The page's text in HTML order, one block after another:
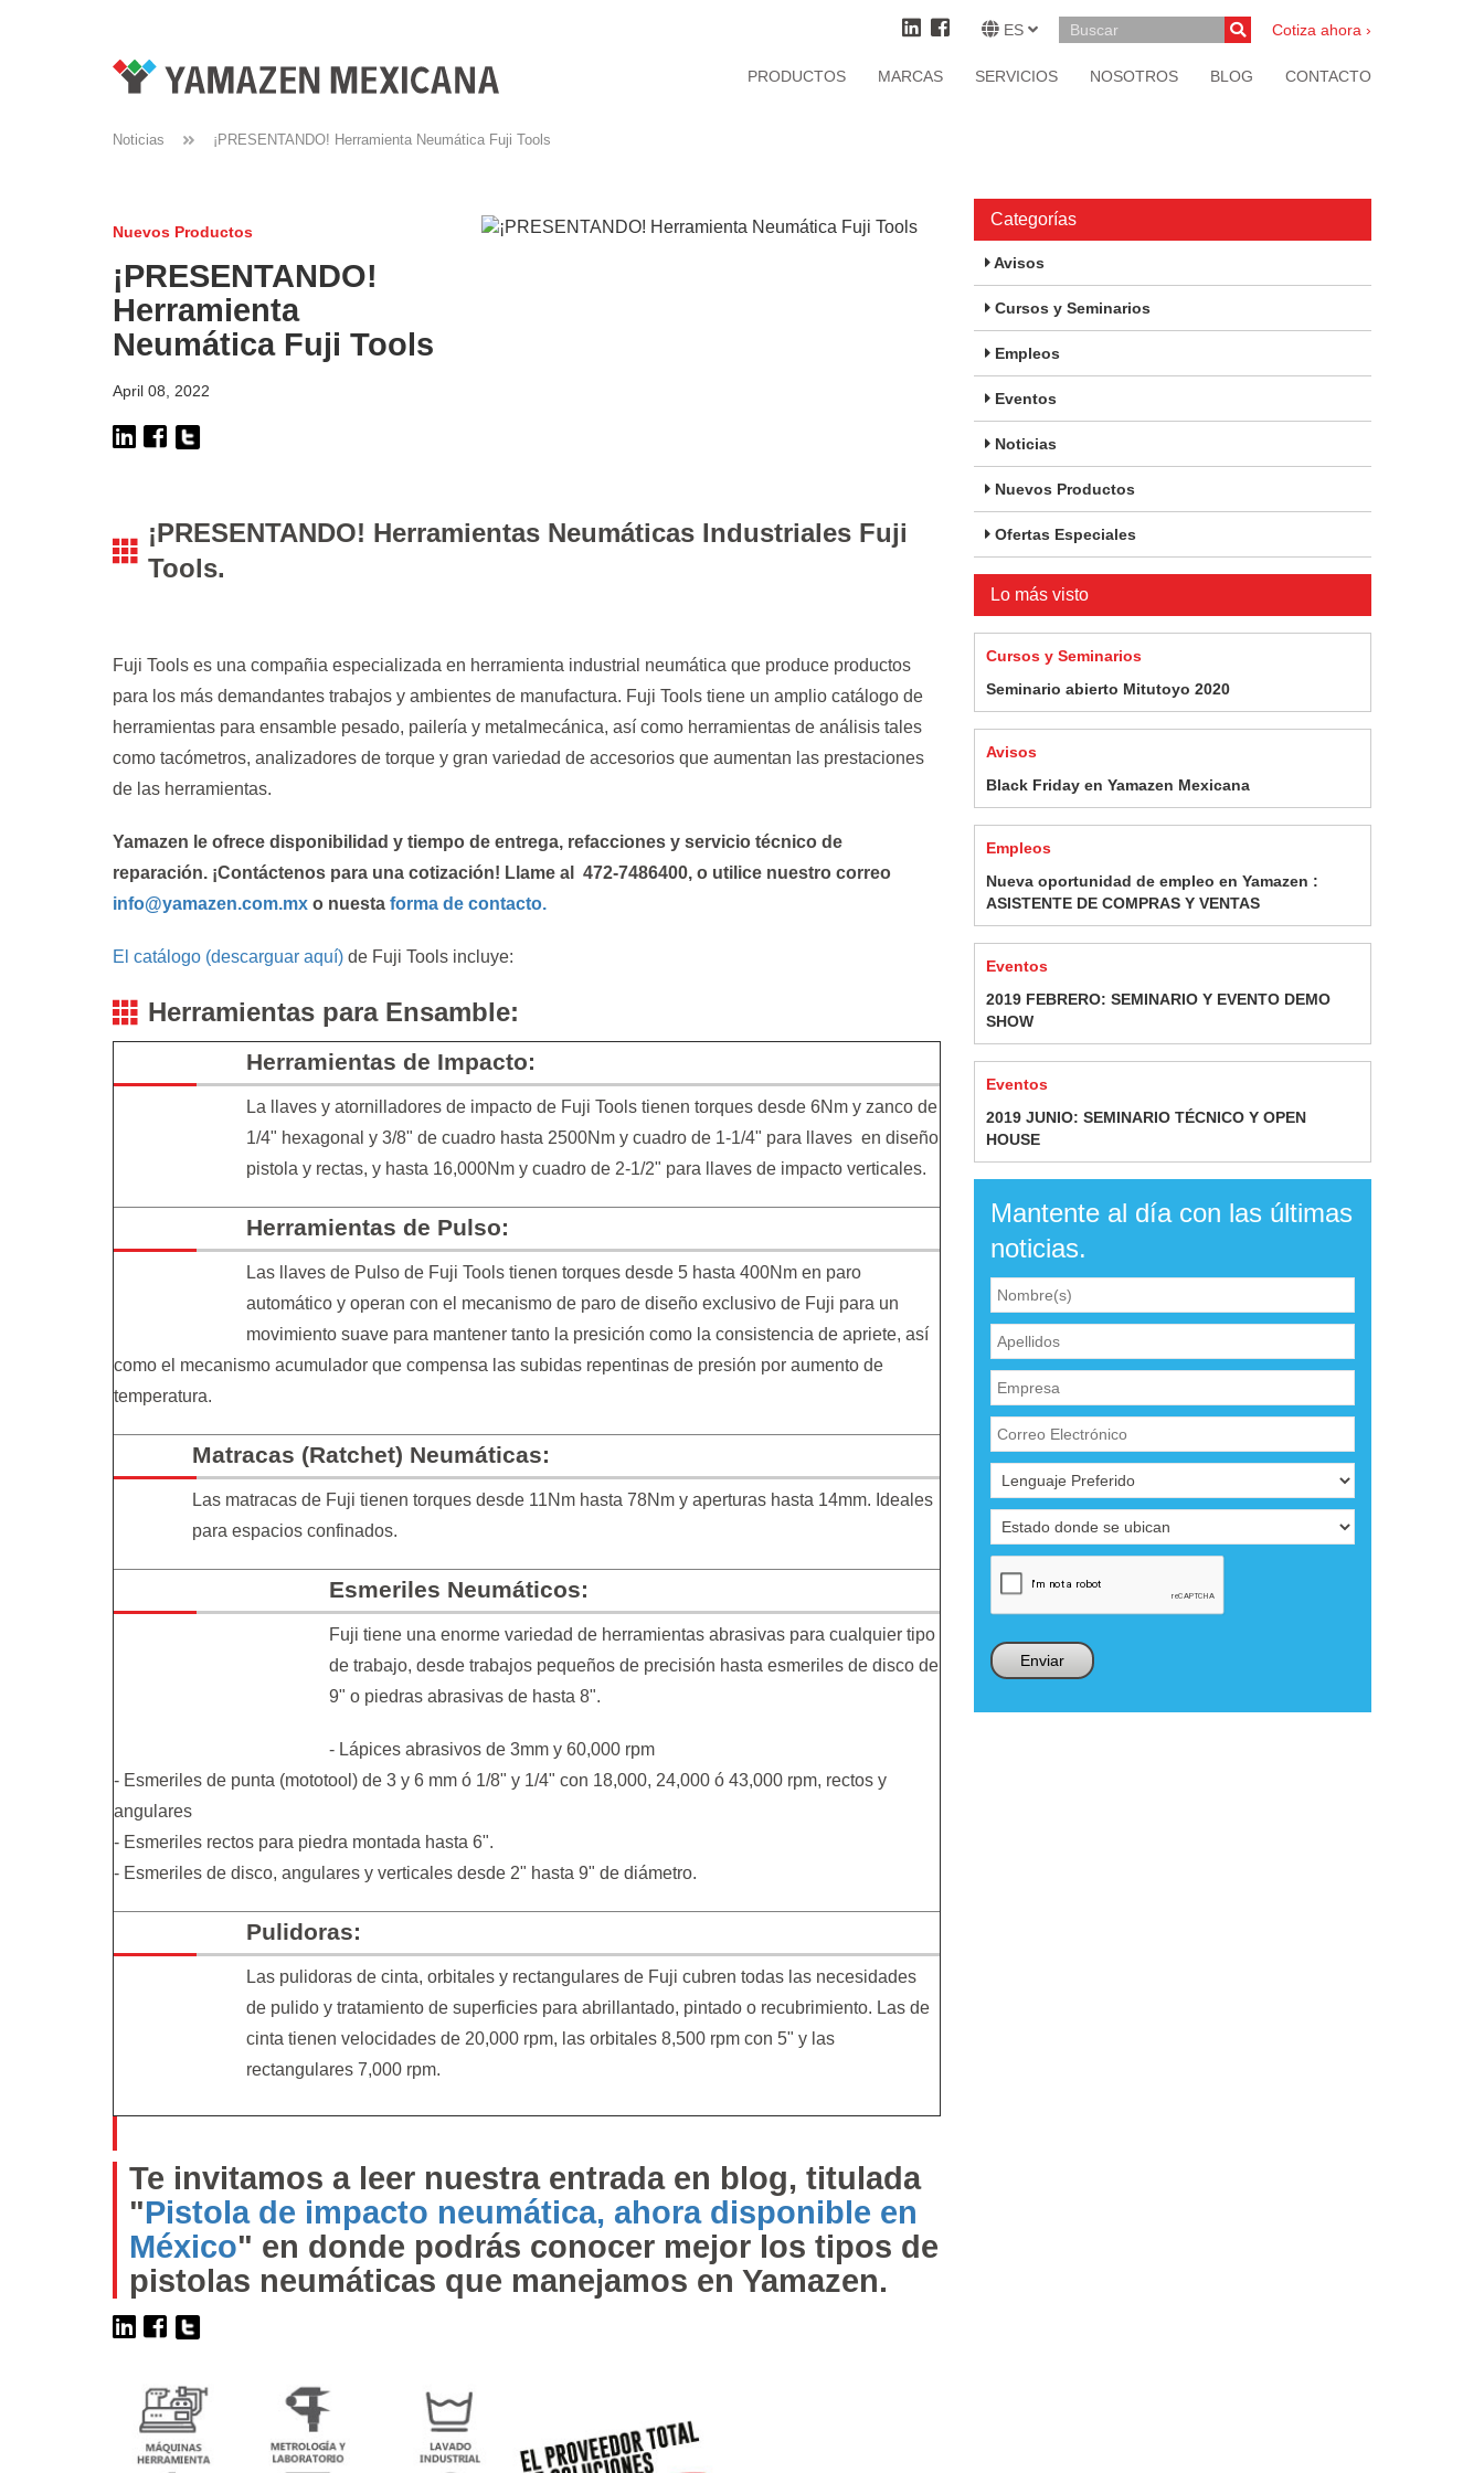
ES Cotiza ahora ›
PRODUCTOS MARCAS SERVICIOS NOSOTROS BLOG CONTACTO
Noticias ¡PRESENTANDO! Herramienta Neumática Fuji Tools
Nuevos Productos
¡PRESENTANDO!
Herramienta
Neumática Fuji Tools
April 08, 2022
¡PRESENTANDO! Herramientas Neumáticas Industriales Fuji
Tools.
Fuji Tools es una compañia especializada en herramienta industrial neumática que produce productos
para los más demandantes trabajos y ambientes de manufactura. Fuji Tools tiene un amplio catálogo de
herramientas para ensamble pesado, pailería y metalmecánica, así como herramientas de análisis tales
como tacómetros, analizadores de torque y gran variedad de accesorios que aumentan las prestaciones
de las herramientas.
Yamazen le ofrece disponibilidad y tiempo de entrega, refacciones y servicio técnico de
reparación. ¡Contáctenos para una cotización! Llame al 472-7486400, o utilice nuestro correo
info@yamazen.com.mx o nuesta forma de contacto.
El catálogo (descarguar aquí) de Fuji Tools incluye:
Herramientas para Ensamble:
Herramientas de Impacto:
La llaves y atornilladores de impacto de Fuji Tools tienen torques desde 6Nm y zanco de
1/4" hexagonal y 3/8" de cuadro hasta 2500Nm y cuadro de 1-1/4" para llaves en diseño
pistola y rectas, y hasta 16,000Nm y cuadro de 2-1/2" para llaves de impacto verticales.
Herramientas de Pulso:
Las llaves de Pulso de Fuji Tools tienen torques desde 5 hasta 400Nm en paro
automático y operan con el mecanismo de paro de diseño exclusivo de Fuji para un
movimiento suave para mantener tanto la presición como la consistencia de apriete, así
como el mecanismo acumulador que compensa las subidas repentinas de presión por aumento de
temperatura.
Matracas (Ratchet) Neumáticas:
Las matracas de Fuji tienen torques desde 11Nm hasta 78Nm y aperturas hasta 14mm. Ideales
para espacios confinados.
Esmeriles Neumáticos:
Fuji tiene una enorme variedad de herramientas abrasivas para cualquier tipo
de trabajo, desde trabajos pequeños de precisión hasta esmeriles de disco de
9" o piedras abrasivas de hasta 8".
- Lápices abrasivos de 3mm y 60,000 rpm
- Esmeriles de punta (mototool) de 3 y 6 mm ó 1/8" y 1/4" con 18,000, 24,000 ó 43,000 rpm, rectos y
angulares
- Esmeriles rectos para piedra montada hasta 6".
- Esmeriles de disco, angulares y verticales desde 2" hasta 9" de diámetro.
Pulidoras:
Las pulidoras de cinta, orbitales y rectangulares de Fuji cubren todas las necesidades
de pulido y tratamiento de superficies para abrillantado, pintado o recubrimiento. Las de
cinta tienen velocidades de 20,000 rpm, las orbitales 8,500 rpm con 5" y las
rectangulares 7,000 rpm.
Te invitamos a leer nuestra entrada en blog, titulada
"Pistola de impacto neumática, ahora disponible en
México" en donde podrás conocer mejor los tipos de
pistolas neumáticas que manejamos en Yamazen.
Categorías
Avisos
Cursos y Seminarios
Empleos
Eventos
Noticias
Nuevos Productos
Ofertas Especiales
Lo más visto
Cursos y Seminarios
Seminario abierto Mitutoyo 2020
Avisos
Black Friday en Yamazen Mexicana
Empleos
Nueva oportunidad de empleo en Yamazen :
ASISTENTE DE COMPRAS Y VENTAS
Eventos
2019 FEBRERO: SEMINARIO Y EVENTO DEMO
SHOW
Eventos
2019 JUNIO: SEMINARIO TÉCNICO Y OPEN
HOUSE
Mantente al día con las últimas
noticias.